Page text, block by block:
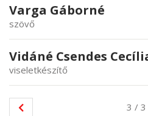
Varga Gáborné
szövő
Vidáné Csendes
viseletkészítő
3 / 3